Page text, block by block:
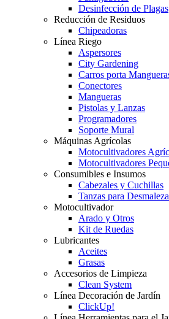
Desinfección de Plagas
Reducción de Residuos
Chipeadoras
Línea Riego
Aspersores
City Gardening
Carros porta
Conectores
Mangueras
Pistolas y Lanzas
Programadores
Soporte Mural
Máquinas Agrícolas
Motocultivadores
Motocultivadores
Consumibles e Insumos
Cabezales y Cuchillas
Tanzas para
Motocultivador
Arado y Otros
Kit de Ruedas
Lubricantes
Aceites
Grasas
Accesorios de Limpieza
Clean System
Línea Decoración de Jardín
ClickUp!